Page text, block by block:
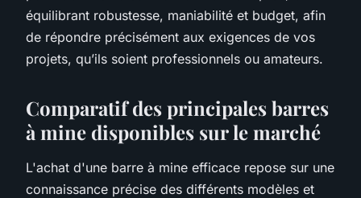
équilibrant robustesse, maniabilité et budget, afin
de répondre précisément aux exigences de vos
projets, qu’ils soient professionnels ou amateurs.
Comparatif des principales barres
à mine disponibles sur le marché
L'achat d'une barre à mine efficace repose sur une
connaissance précise des différents modèles et